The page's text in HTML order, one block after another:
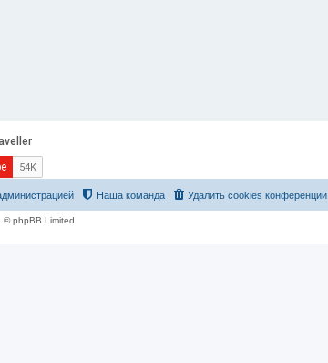
Удалить cookies конференции
Наша команда
© phpBB Limited